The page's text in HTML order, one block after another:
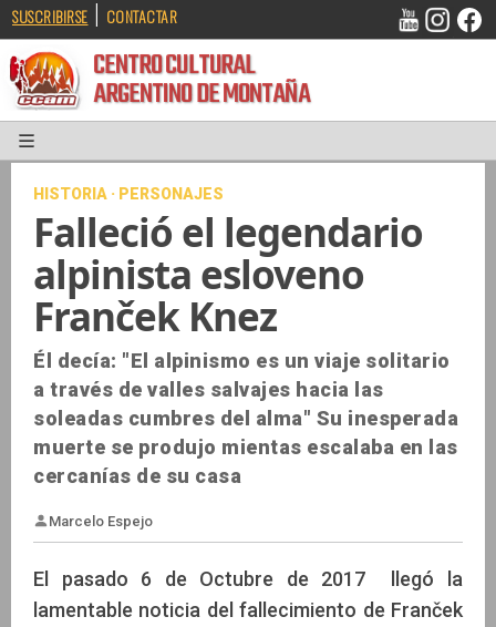
SUSCRIBIRSE | CONTACTAR
CENTRO CULTURAL
ARGENTINO DE MONTAÑA
HISTORIA · PERSONAJES
Falleció el legendario
alpinista esloveno
Franček Knez
Él decía: "El alpinismo es un viaje solitario
a través de valles salvajes hacia las
soleadas cumbres del alma" Su inesperada
muerte se produjo mientas escalaba en las
cercanías de su casa
El pasado 6 de Octubre de 2017 llegó la
lamentable noticia del fallecimiento de Franček